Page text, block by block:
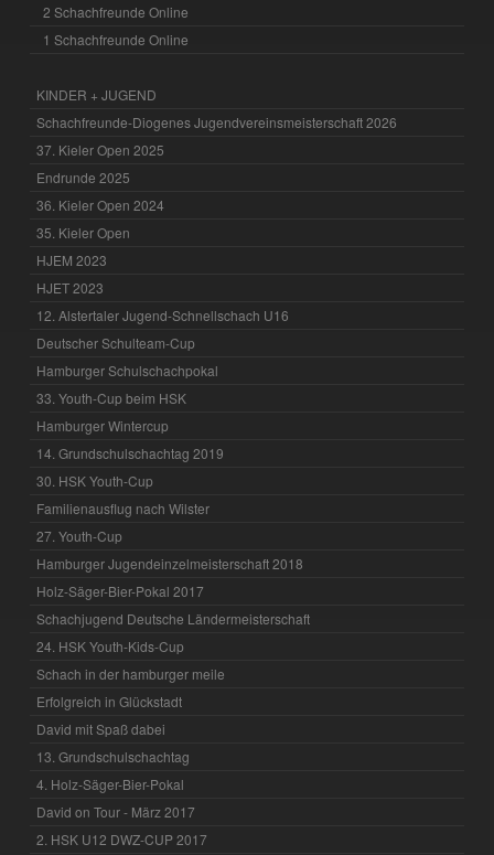
2 Schachfreunde Online
1 Schachfreunde Online
KINDER + JUGEND
Schachfreunde-Diogenes Jugendvereinsmeisterschaft 2026
37. Kieler Open 2025
Endrunde 2025
36. Kieler Open 2024
35. Kieler Open
HJEM 2023
HJET 2023
12. Alstertaler Jugend-Schnellschach U16
Deutscher Schulteam-Cup
Hamburger Schulschachpokal
33. Youth-Cup beim HSK
Hamburger Wintercup
14. Grundschulschachtag 2019
30. HSK Youth-Cup
Familienausflug nach Wilster
27. Youth-Cup
Hamburger Jugendeinzelmeisterschaft 2018
Holz-Säger-Bier-Pokal 2017
Schachjugend Deutsche Ländermeisterschaft
24. HSK Youth-Kids-Cup
Schach in der hamburger meile
Erfolgreich in Glückstadt
David mit Spaß dabei
13. Grundschulschachtag
4. Holz-Säger-Bier-Pokal
David on Tour - März 2017
2. HSK U12 DWZ-CUP 2017